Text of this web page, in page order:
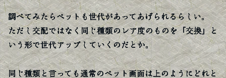
調べてみたらペットも世代があってあげられるらしい。
ただし交配ではなく同じ種類のレア度のものを「交換」と
いう形で世代アップしていくのだとか。
同じ種類と言っても通常のペット画面は上のようにどれと